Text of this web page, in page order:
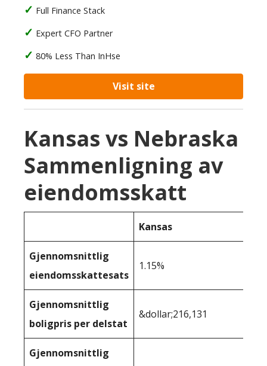
Full Finance Stack
Expert CFO Partner
80% Less Than InHse
Visit site
Kansas vs Nebraska
Sammenligning av
eiendomsskatt
Kansas
Gjennomsnittlig
eiendomsskattesats
1.15%
Gjennomsnittlig
boligpris per delstat
&dollar;216,131
Gjennomsnittlig